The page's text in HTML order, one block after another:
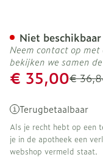
€
Promotie
€ 35,00
Terugbetaalbaar
Als je recht hebt op een
je in de apotheek een
webshop vermeld staat.
Niet beschikbaar
Neem contact op
bekijken we samen